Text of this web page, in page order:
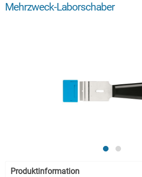
Mehrzweck-Laborschaber
Produktinformation